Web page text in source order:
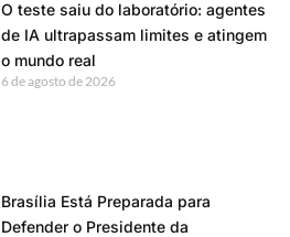
O teste saiu do laboratório: agentes
de IA ultrapassam limites e atingem
o mundo real
6 de agosto de 2026
Brasília Está Preparada para
Defender o Presidente da